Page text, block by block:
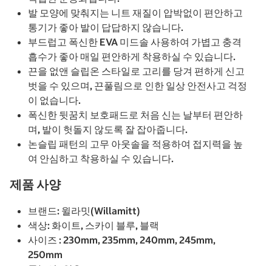
발 모양에 맞춰지는 니트 재질이 압박없이 편안하고
통기가 좋아 발이 답답하지 않습니다.
부드럽고 폭신한 EVA 미드솔 사용하여 가볍고 충격
흡수가 좋아 매일 편안하게 착용하실 수 있습니다.
끈을 없앤 슬립온 스타일로 고리를 당겨 편하게 신고
벗을 수 있으며, 끈풀림으로 인한 일상 안전사고 걱정
이 없습니다.
폭신한 뒷꿈치 보호패드로 처음 신는 날부터 편안하
며, 발이 헛돌지 않도록 잘 잡아줍니다.
논슬립 패턴의 고무 아웃솔을 적용하여 접지력을 높
여 안심하고 착용하실 수 있습니다.
제품 사양
브랜드: 윌라밋(Willamitt)
색상: 화이트, 스카이 블루, 블랙
사이즈 : 230mm, 235mm, 240mm, 245mm,
250mm